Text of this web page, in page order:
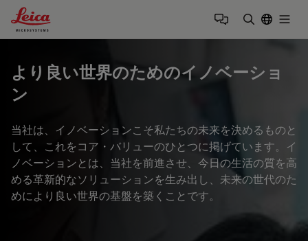
Leica Microsystems Logo
より良い世界のためのイノベーショ
ン
当社は、イノベーションこそ私たちの未来を決めるものと
して、これをコア・バリューのひとつに掲げています。イ
ノベーションとは、当社を前進させ、今日の生活の質を高
める革新的なソリューションを生み出し、未来の世代のた
めにより良い世界の基盤を築くことです。